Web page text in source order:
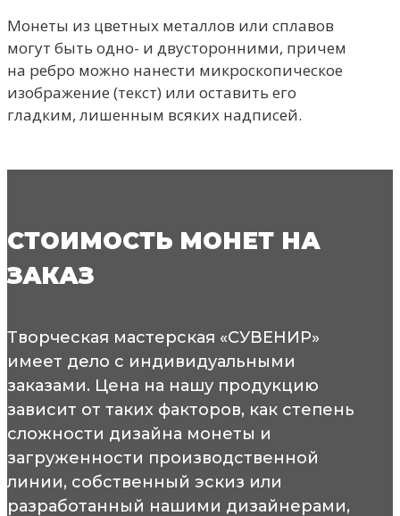
Монеты из цветных металлов или сплавов
могут быть одно- и двусторонними, причем
на ребро можно нанести микроскопическое
изображение (текст) или оставить его
гладким, лишенным всяких надписей.
СТОИМОСТЬ МОНЕТ НА
ЗАКАЗ
Творческая мастерская «СУВЕНИР»
имеет дело с индивидуальными
заказами. Цена на нашу продукцию
зависит от таких факторов, как степень
сложности дизайна монеты и
загруженности производственной
линии, собственный эскиз или
разработанный нашими дизайнерами,